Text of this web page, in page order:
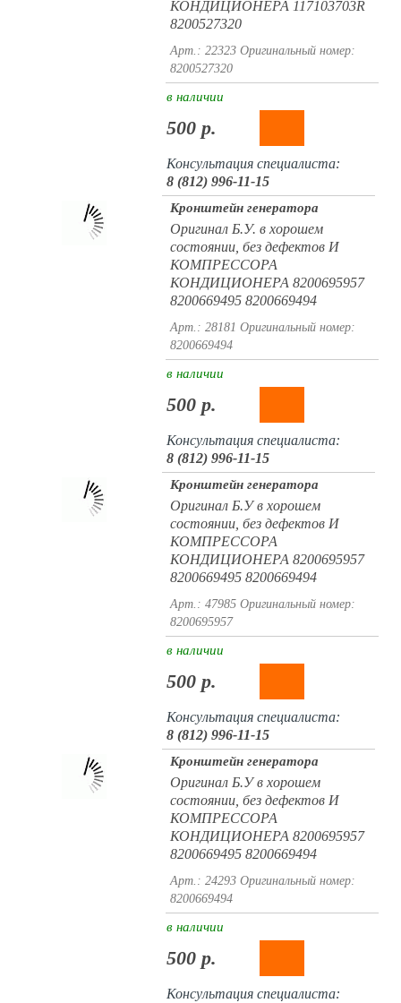
КОНДИЦИОНЕРА 117103703R
8200527320
Арт.: 22323 Оригинальный номер:
8200527320
в наличии
500 р.
Консультация специалиста:
8 (812) 996-11-15
Кронштейн генератора
Оригинал Б.У. в хорошем
состоянии, без дефектов И
КОМПРЕССОРА
КОНДИЦИОНЕРА 8200695957
8200669495 8200669494
Арт.: 28181 Оригинальный номер:
8200669494
в наличии
500 р.
Консультация специалиста:
8 (812) 996-11-15
Кронштейн генератора
Оригинал Б.У в хорошем
состоянии, без дефектов И
КОМПРЕССОРА
КОНДИЦИОНЕРА 8200695957
8200669495 8200669494
Арт.: 47985 Оригинальный номер:
8200695957
в наличии
500 р.
Консультация специалиста:
8 (812) 996-11-15
Кронштейн генератора
Оригинал Б.У в хорошем
состоянии, без дефектов И
КОМПРЕССОРА
КОНДИЦИОНЕРА 8200695957
8200669495 8200669494
Арт.: 24293 Оригинальный номер:
8200669494
в наличии
500 р.
Консультация специалиста: